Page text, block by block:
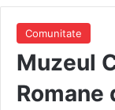
Comunitate
Muzeul
Romane